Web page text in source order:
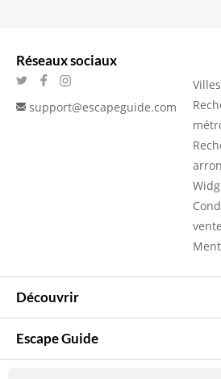
Réseaux sociaux
support@escapeguide.com
vente
Découvrir
Escape Guide